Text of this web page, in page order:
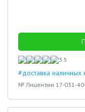
3.5
#доставка наличных
№ Лицензии 17-031-